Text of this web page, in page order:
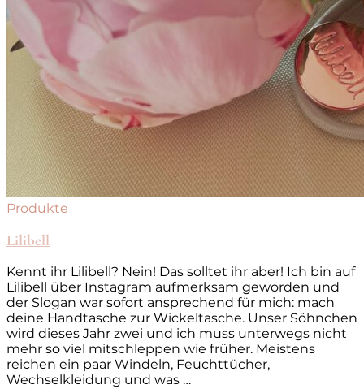
Produkte
Lilibell
Kennt ihr Lilibell? Nein! Das solltet ihr aber! Ich bin auf
Lilibell über Instagram aufmerksam geworden und
der Slogan war sofort ansprechend für mich: mach
deine Handtasche zur Wickeltasche. Unser Söhnchen
wird dieses Jahr zwei und ich muss unterwegs nicht
mehr so viel mitschleppen wie früher. Meistens
reichen ein paar Windeln, Feuchttücher,
Wechselkleidung und was …